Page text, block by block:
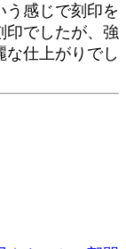
う感じで刻印を
印でしたが、強
仕上がりでし